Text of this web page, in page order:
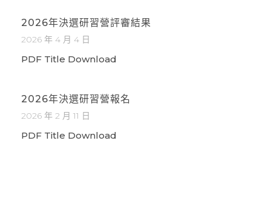
2026年決選研習營評審結果
2026 年 4 月 4 日
PDF Title Download
2026年決選研習營報名
2026 年 2 月 11 日
PDF Title Download